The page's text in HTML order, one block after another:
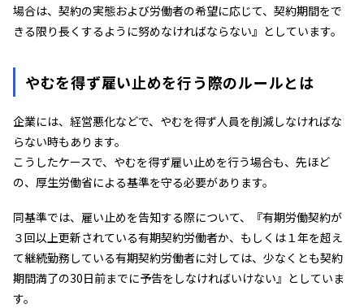
場合は、契約の実態および労働者の希望に応じて、契約期間をで
きる限り長くするように努めなければならない』としています。
やむを得ず雇い止めを行う際のルールとは
企業には、経営悪化などで、やむを得ず人員を削減しなければな
らない時もあります。
こうしたケースで、やむを得ず雇い止めを行う場合も、先ほど
の、厚生労働省による基準を守る必要があります。
同基準では、雇い止めを告知する際について、『有期労働契約が
３回以上更新されている有期契約労働者か、もしくは１年を超え
て継続勤務している有期契約労働者に対しては、少なくとも契約
期間満了の30日前までに予告をしなければいけない』としていま
す。